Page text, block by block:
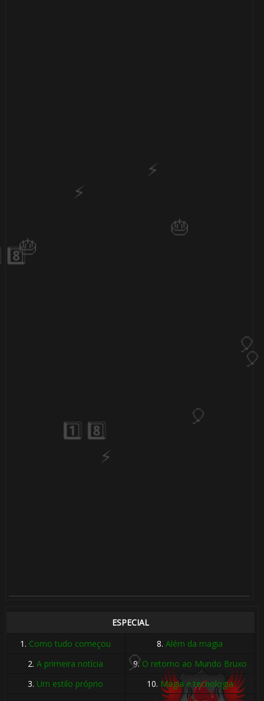
ESPECIAL
1. Como tudo começou 8.Além da magia
2.A primeira notícia 9. O retorno ao Mundo Bruxo
3. Um estilo próprio 10. Magia e tecnologia